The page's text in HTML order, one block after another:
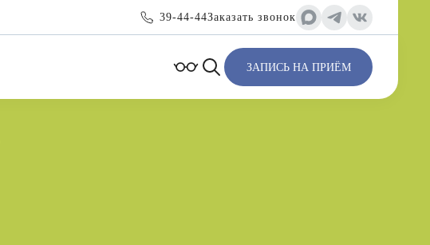
39-44-44Заказать звонок
ЗАПИСЬ НА ПРИЁМ